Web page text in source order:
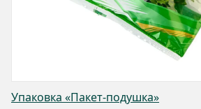
Упаковка «Пакет-подушка»